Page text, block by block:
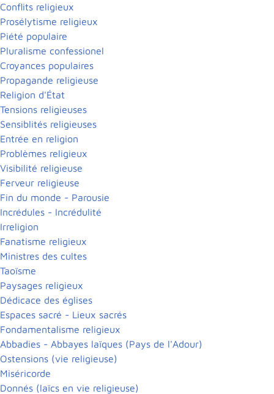
Conflits religieux
Prosélytisme religieux
Piété populaire
Pluralisme confessionel
Croyances populaires
Propagande religieuse
Religion d'État
Tensions religieuses
Sensiblités religieuses
Entrée en religion
Problèmes religieux
Visibilité religieuse
Ferveur religieuse
Fin du monde - Parousie
Incrédules - Incrédulité
Irreligion
Fanatisme religieux
Ministres des cultes
Taoïsme
Paysages religieux
Dédicace des églises
Espaces sacré - Lieux sacrés
Fondamentalisme religieux
Abbadies - Abbayes laïques (Pays de l'Adour)
Ostensions (vie religieuse)
Miséricorde
Donnés (laïcs en vie religieuse)